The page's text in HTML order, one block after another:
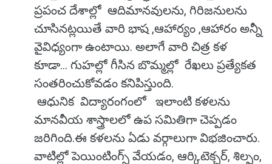
ప్రపంచ దేశాల్లో ఆదిమానవులను, గిరిజనులను
చూసినట్లయితే వారి భాష ,ఆహార్యం ,ఆహారం అన్నీ
వైవిధ్యంగా ఉంటాయి. అలాగే వారి చిత్ర కళ
కూడా... గుహల్లో గీసిన బొమ్మల్లో రేఖలు ప్రత్యేకత
సంతరించుకోవడం కనిపిస్తుంది.
ఆధునిక విద్యారంగంలో ఇలాంటి కళలను
మానవీయ శాస్త్రాలలో ఉప సమితిగా చెప్పడం
జరిగింది.ఈ కళలను ఏడు వర్గాలుగా విభజించారు.
వాటిల్లో పెయింటింగ్స్ వేయడం, ఆర్కిటెక్చర్, శిల్పం,